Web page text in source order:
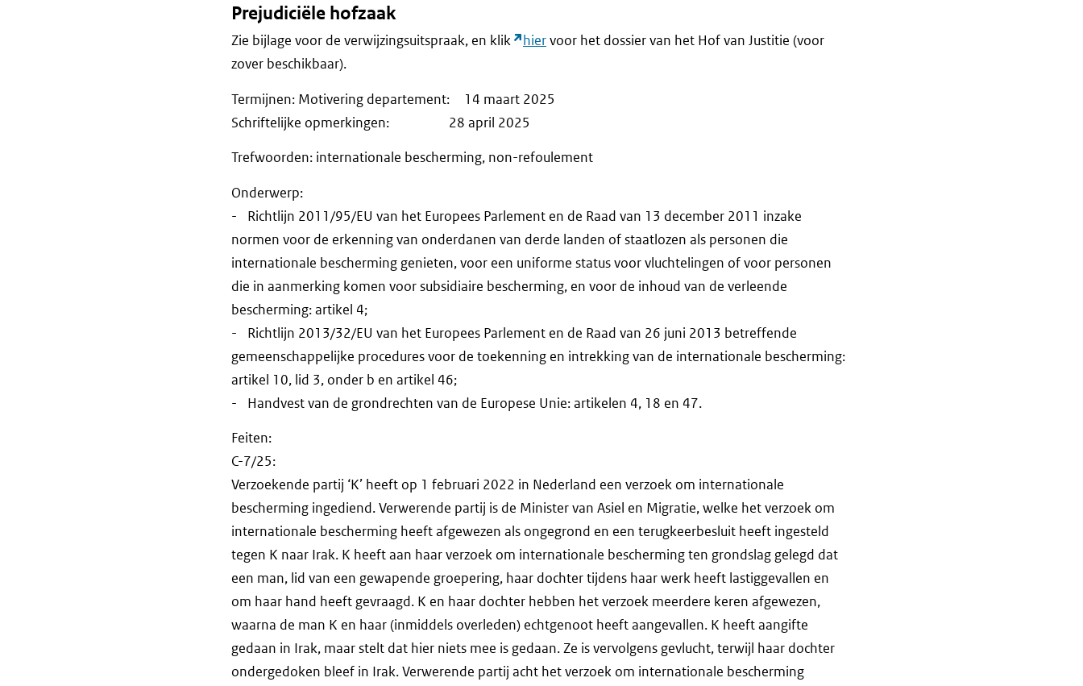
Prejudiciële hofzaak
Zie bijlage voor de verwijzingsuitspraak, en klik hiervoor het dossier van het Hof van Justitie (voor
zover beschikbaar).
Termijnen: Motivering departement: 14 maart 2025
Schriftelijke opmerkingen: 28 april 2025
Trefwoorden: internationale bescherming, non-refoulement
Onderwerp:
- Richtlijn 2011/95/EU van het Europees Parlement en de Raad van 13 december 2011 inzake
normen voor de erkenning van onderdanen van derde landen of staatlozen als personen die
internationale bescherming genieten, voor een uniforme status voor vluchtelingen of voor personen
die in aanmerking komen voor subsidiaire bescherming, en voor de inhoud van de verleende
bescherming: artikel 4;
- Richtlijn 2013/32/EU van het Europees Parlement en de Raad van 26 juni 2013 betreffende
gemeenschappelijke procedures voor de toekenning en intrekking van de internationale bescherming:
artikel 10, lid 3, onder b en artikel 46;
- Handvest van de grondrechten van de Europese Unie: artikelen 4, 18 en 47.
Feiten:
C-7/25:
Verzoekende partij ‘K’ heeft op 1 februari 2022 in Nederland een verzoek om internationale
bescherming ingediend. Verwerende partij is de Minister van Asiel en Migratie, welke het verzoek om
internationale bescherming heeft afgewezen als ongegrond en een terugkeerbesluit heeft ingesteld
tegen K naar Irak. K heeft aan haar verzoek om internationale bescherming ten grondslag gelegd dat
een man, lid van een gewapende groepering, haar dochter tijdens haar werk heeft lastiggevallen en
om haar hand heeft gevraagd. K en haar dochter hebben het verzoek meerdere keren afgewezen,
waarna de man K en haar (inmiddels overleden) echtgenoot heeft aangevallen. K heeft aangifte
gedaan in Irak, maar stelt dat hier niets mee is gedaan. Ze is vervolgens gevlucht, terwijl haar dochter
ondergedoken bleef in Irak. Verwerende partij acht het verzoek om internationale bescherming